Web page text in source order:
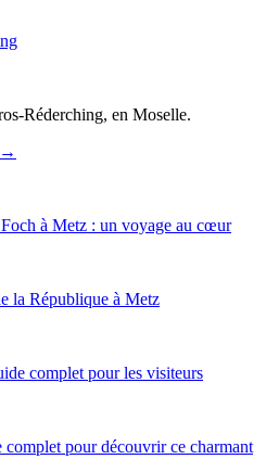
Réderching, en Moselle.
→
Foch à Metz : un voyage au cœur
la République à Metz
complet pour les visiteurs
complet pour découvrir ce charmant